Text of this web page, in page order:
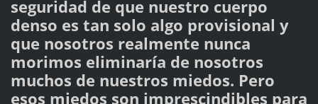
seguridad de que nuestro cuerpo
denso es tan solo algo provisional y
que nosotros realmente nunca
morimos eliminaría de nosotros
muchos de nuestros miedos. Pero
esos miedos son imprescindibles para